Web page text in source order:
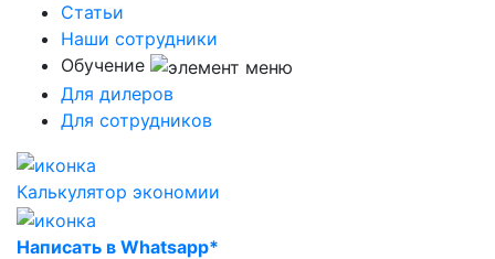
Статьи
Наши сотрудники
Обучение
Для дилеров
Для сотрудников
Калькулятор экономии
Написать в Whatsapp*